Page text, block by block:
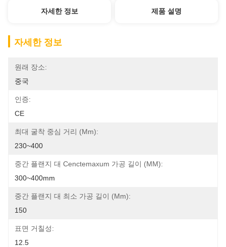
자세한 정보 제품 설명
자세한 정보
원래 장소:
중국
인증:
CE
최대 굴착 중심 거리 (mm):
230~400
중간 플랜지 대 Cenctemaxum 가공 길이 (MM):
300~400mm
중간 플랜지 대 최소 가공 길이 (mm):
150
표면 거칠성:
12.5